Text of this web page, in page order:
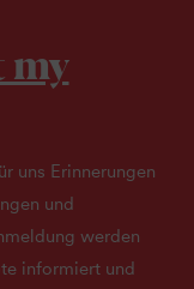
my
uns Erinnerungen
und
werden
informiert und